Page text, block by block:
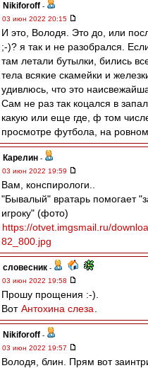
Nikiforoff -
03 июн 2022 20:15
И это, Володя. Это до, или
;-)? я так и не разобрался.
там летали бутылки, бились
тела всякие скамейки и
удивлюсь, что это
Сам не раз так коцался в
какую или еще где, ф том
просмотре футбола, на
Карелин -
03 июн 2022 19:59
Вам, конспирологи..
"Бывалый" вратарь помогает
игроку" (фото)
https://otvet.imgsmail.ru/
82_800.jpg
словесник -
03 июн 2022 19:58
Прошу прощения :-).
Вот Антохина слеза
Nikiforoff -
03 июн 2022 19:57
Володя, блин. Прям вот